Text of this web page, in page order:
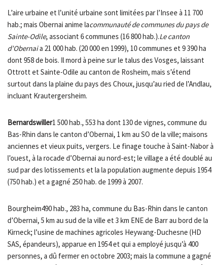
L’aire urbaine et l’unité urbaine sont limitées par l’Insee à 11 700
hab.; mais Obernai anime lacommunauté de communes du pays de
Sainte-Odile, associant 6 communes (16 800 hab.).Le canton
d’Obernaia 21 000 hab. (20 000 en 1999), 10 communes et 9 390 ha
dont 958 de bois. Il mord à peine sur le talus des Vosges, laissant
Ottrott et Sainte-Odile au canton de Rosheim, mais s’étend
surtout dans la plaine du pays des Choux, jusqu’au ried de l’Andlau,
incluant Krautergersheim.
Bernardswiller1 500 hab., 553 ha dont 130 de vignes, commune du
Bas-Rhin dans le canton d’Obernai, 1 km au SO de la ville; maisons
anciennes et vieux puits, vergers. Le finage touche à Saint-Nabor à
l’ouest, à la rocade d’Obernai au nord-est; le village a été doublé au
sud par des lotissements et la la population augmente depuis 1954
(750 hab.) et a gagné 250 hab. de 1999 à 2007.
Bourgheim490 hab., 283 ha, commune du Bas-Rhin dans le canton
d’Obernai, 5 km au sud de la ville et 3 km ENE de Barr au bord de la
Kirneck; l’usine de machines agricoles Heywang-Duchesne (HD
SAS, épandeurs), apparue en 1954 et qui a employé jusqu’à 400
personnes, a dû fermer en octobre 2003; mais la commune a gagné